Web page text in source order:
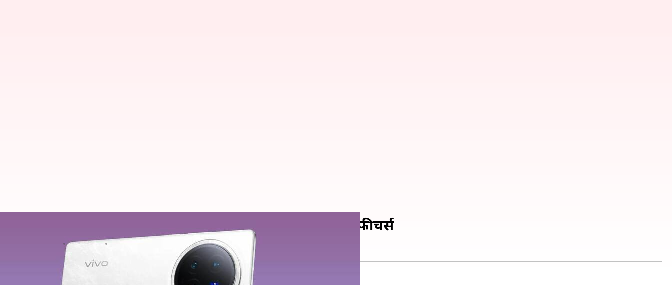
वीवो X फोल्ड 3 प्रो भारत में 6 जून को होगा लॉन्च, जानें संभावित फीचर्स
Jun 03, 2024